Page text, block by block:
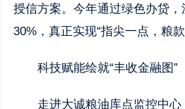
授信方案。今年通过绿色办贷
30%，真正实现“指尖一点，粮款
科技赋能绘就“丰收金融图”
走进大诚粮油库点监控中